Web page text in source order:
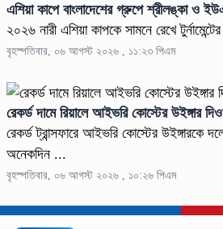
এশিয়া কাপে বাংলাদেশের গ্রুপে শ্রীলঙ্কা ও
২০২৬ নারী এশিয়া কাপকে সামনে রেখে
বৃহস্পতিবার, ০৬ আগস্ট ২০২৬ , ১১:২৩ পিএম
রেকর্ড দামে রিয়ালে আইভরি কোস্টের উইঙ্গার
রেকর্ড ট্রান্সফারে আইভরি কোস্টের উইঙ্গারকে
অনেকদিন ...
বৃহস্পতিবার, ০৬ আগস্ট ২০২৬ , ১০:২৬ পিএম